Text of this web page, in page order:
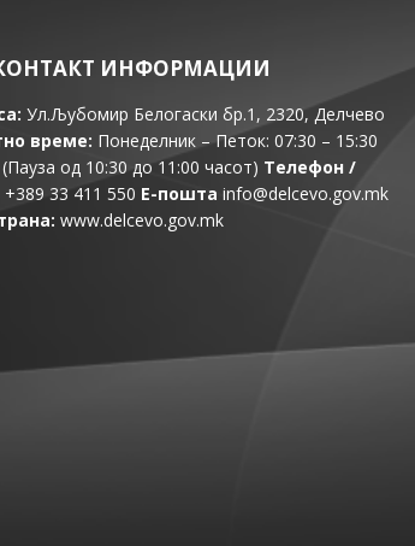
ИНФОРМАЦИИ
Ул.Љубомир Белогаски бр.1, 2320, Делчево
време: Понеделник – Петок: 07:30 – 15:30
од 10:30 до 11:00 часот) Телефон /
+389 33 411 550 Е-пошта info@delcevo.gov.mk
www.delcevo.gov.mk